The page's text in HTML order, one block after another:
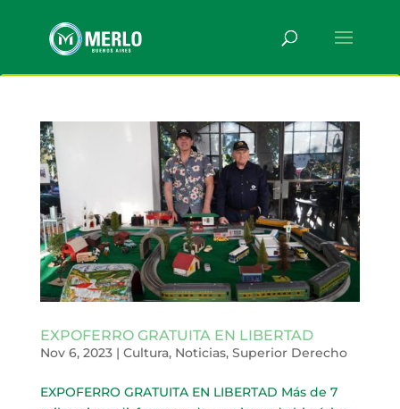
EXPOFERRO GRATUITA EN LIBERTAD
Nov 6, 2023| Cultura, Noticias, Superior Derecho
EXPOFERRO GRATUITA EN LIBERTAD Más de 7